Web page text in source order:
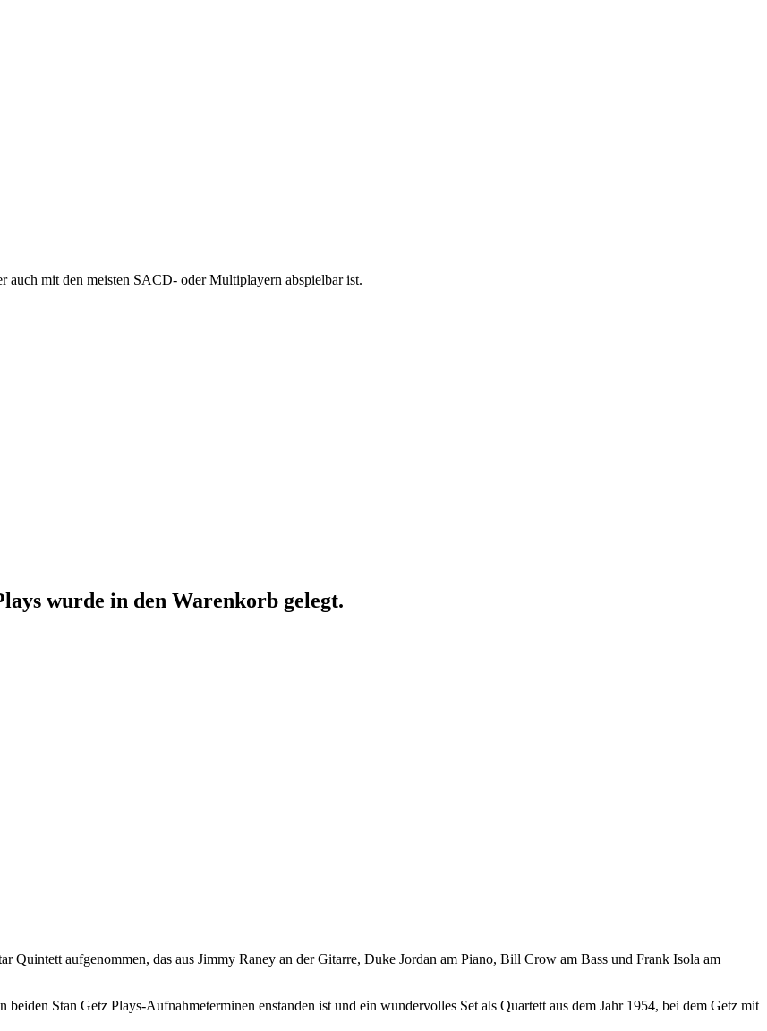
mit den meisten SACD- oder Multiplayern abspielbar ist.
wurde in den Warenkorb gelegt.
Quintett aufgenommen, das aus Jimmy Raney an der Gitarre, Duke Jordan am Piano, Bill Crow am Bass und Frank Isola am
Stan Getz Plays-Aufnahmeterminen enstanden ist und ein wundervolles Set als Quartett aus dem Jahr 1954, bei dem Getz mit